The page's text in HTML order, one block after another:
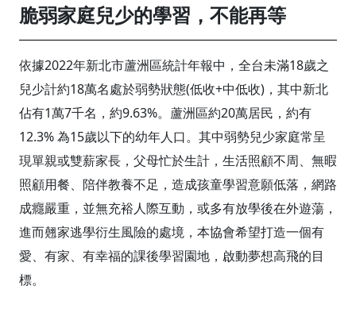
脆弱家庭兒少的學習，不能再等
依據2022年新北市蘆洲區統計年報中，全台未滿18歲之
兒少計約18萬名處於弱勢狀態(低收+中低收)，其中新北
佔有1萬7千名，約9.63%。蘆洲區約20萬居民，約有
12.3% 為15歲以下的幼年人口。其中弱勢兒少家庭常呈
現單親或雙薪家長，父母忙於生計，生活照顧不周、無暇
照顧用餐、陪伴教養不足，造成孩童學習意願低落，網路
成癮嚴重，並無充裕人際互動，或多有放學後在外遊蕩，
進而翹家逃學衍生風險的處境，本協會希望打造一個有
愛、有家、有幸福的課後學習園地，啟動夢想高飛的目
標。